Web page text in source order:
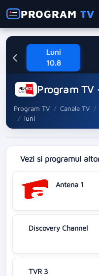
PROGRAMTV
Luni
10.8
Program TV
Program TV Canale TV
luni
Vezi si programul
Antena 1
Discovery Channel
TVR 3